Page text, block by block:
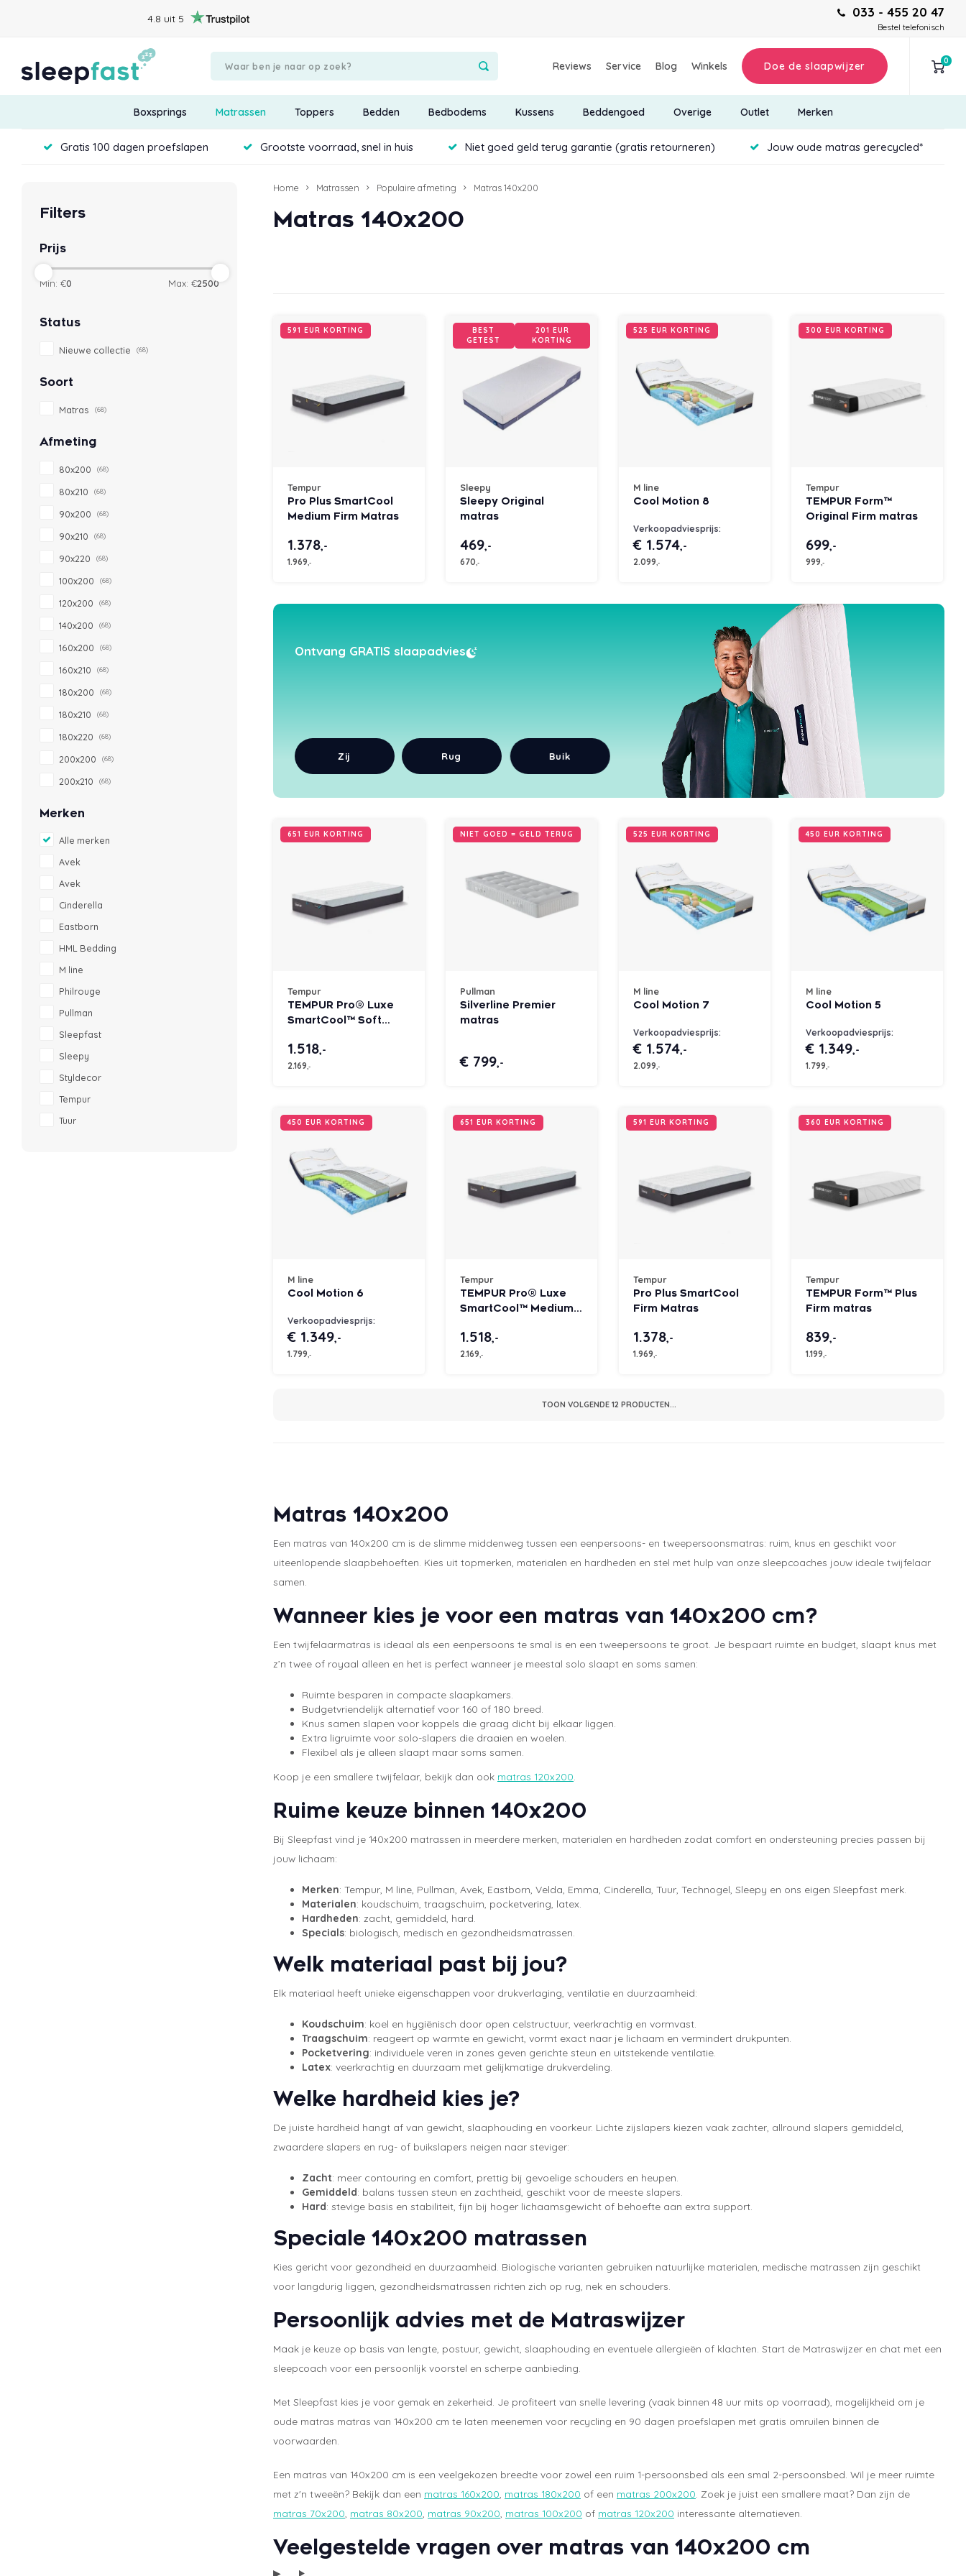
4.8 uit 5 033 - 455 20 47
Bestel telefonisch
Reviews Service Blog Winkels Doe de slaapwijzer 0
Boxsprings Matrassen Toppers Bedden Bedbodems Kussens Beddengoed Overige Outlet Merken
Gratis 100 dagen proefslapen Grootste voorraad, snel in huis Niet goed geld terug garantie (gratis retourneren) Jouw oude matras gerecycled*
Filters
Prijs
Min: €0 Max: €2500
Status
Nieuwe collectie (68)
Soort
Matras (68)
Afmeting
80x200 (68)
80x210 (68)
90x200 (68)
90x210 (68)
90x220 (68)
100x200 (68)
120x200 (68)
140x200 (68)
160x200 (68)
160x210 (68)
180x200 (68)
180x210 (68)
180x220 (68)
200x200 (68)
200x210 (68)
Merken
Alle merken
Avek
Avek
Cinderella
Eastborn
HML Bedding
M line
Philrouge
Pullman
Sleepfast
Sleepy
Styldecor
Tempur
Tuur
Home Matrassen Populaire afmeting Matras 140x200
Matras 140x200
591 EUR KORTING
Tempur
Pro Plus SmartCool
Medium Firm Matras
1.378,-
1.969,-
BEST
GETEST
201 EUR
KORTING
Sleepy
Sleepy Original
matras
469,-
670,-
525 EUR KORTING
M line
Cool Motion 8
Verkoopadviesprijs:
€ 1.574,-
2.099,-
300 EUR KORTING
Tempur
TEMPUR Form™
Original Firm matras
699,-
999,-
Ontvang GRATIS slaapadvies
Zij Rug Buik
651 EUR KORTING
Tempur
TEMPUR Pro® Luxe
SmartCool™ Soft
1.518,-
2.169,-
NIET GOED = GELD TERUG
Pullman
Silverline Premier
matras
€ 799,-
525 EUR KORTING
M line
Cool Motion 7
Verkoopadviesprijs:
€ 1.574,-
2.099,-
450 EUR KORTING
M line
Cool Motion 5
Verkoopadviesprijs:
€ 1.349,-
1.799,-
450 EUR KORTING
M line
Cool Motion 6
Verkoopadviesprijs:
€ 1.349,-
1.799,-
651 EUR KORTING
Tempur
TEMPUR Pro® Luxe
SmartCool™ Medium
1.518,-
2.169,-
591 EUR KORTING
Tempur
Pro Plus SmartCool
Firm Matras
1.378,-
1.969,-
360 EUR KORTING
Tempur
TEMPUR Form™ Plus
Firm matras
839,-
1.199,-
TOON VOLGENDE 12 PRODUCTEN...
Matras 140x200
Een matras van 140x200 cm is de slimme middenweg tussen een eenpersoons- en tweepersoonsmatras: ruim, knus en geschikt voor
uiteenlopende slaapbehoeften. Kies uit topmerken, materialen en hardheden en stel met hulp van onze sleepcoaches jouw ideale twijfelaar
samen.
Wanneer kies je voor een matras van 140x200 cm?
Een twijfelaarmatras is ideaal als een eenpersoons te smal is en een tweepersoons te groot. Je bespaart ruimte en budget, slaapt knus met
z’n twee of royaal alleen en het is perfect wanneer je meestal solo slaapt en soms samen:
Ruimte besparen in compacte slaapkamers.
Budgetvriendelijk alternatief voor 160 of 180 breed.
Knus samen slapen voor koppels die graag dicht bij elkaar liggen.
Extra ligruimte voor solo-slapers die draaien en woelen.
Flexibel als je alleen slaapt maar soms samen.
Koop je een smallere twijfelaar, bekijk dan ook matras 120x200.
Ruime keuze binnen 140x200
Bij Sleepfast vind je 140x200 matrassen in meerdere merken, materialen en hardheden zodat comfort en ondersteuning precies passen bij
jouw lichaam:
Merken: Tempur, M line, Pullman, Avek, Eastborn, Velda, Emma, Cinderella, Tuur, Technogel, Sleepy en ons eigen Sleepfast merk.
Materialen: koudschuim, traagschuim, pocketvering, latex.
Hardheden: zacht, gemiddeld, hard.
Specials: biologisch, medisch en gezondheidsmatrassen.
Welk materiaal past bij jou?
Elk materiaal heeft unieke eigenschappen voor drukverlaging, ventilatie en duurzaamheid:
Koudschuim: koel en hygiënisch door open celstructuur, veerkrachtig en vormvast.
Traagschuim: reageert op warmte en gewicht, vormt exact naar je lichaam en vermindert drukpunten.
Pocketvering: individuele veren in zones geven gerichte steun en uitstekende ventilatie.
Latex: veerkrachtig en duurzaam met gelijkmatige drukverdeling.
Welke hardheid kies je?
De juiste hardheid hangt af van gewicht, slaaphouding en voorkeur. Lichte zijslapers kiezen vaak zachter, allround slapers gemiddeld,
zwaardere slapers en rug- of buikslapers neigen naar steviger:
Zacht: meer contouring en comfort, prettig bij gevoelige schouders en heupen.
Gemiddeld: balans tussen steun en zachtheid, geschikt voor de meeste slapers.
Hard: stevige basis en stabiliteit, fijn bij hoger lichaamsgewicht of behoefte aan extra support.
Speciale 140x200 matrassen
Kies gericht voor gezondheid en duurzaamheid. Biologische varianten gebruiken natuurlijke materialen, medische matrassen zijn geschikt
voor langdurig liggen, gezondheidsmatrassen richten zich op rug, nek en schouders.
Persoonlijk advies met de Matraswijzer
Maak je keuze op basis van lengte, postuur, gewicht, slaaphouding en eventuele allergieën of klachten. Start de Matraswijzer en chat met een
sleepcoach voor een persoonlijk voorstel en scherpe aanbieding.
Met Sleepfast kies je voor gemak en zekerheid. Je profiteert van snelle levering (vaak binnen 48 uur mits op voorraad), mogelijkheid om je
oude matras matras van 140x200 cm te laten meenemen voor recycling en 90 dagen proefslapen met gratis omruilen binnen de
voorwaarden.
Een matras van 140x200 cm is een veelgekozen breedte voor zowel een ruim 1-persoonsbed als een smal 2-persoonsbed. Wil je meer ruimte
met z'n tweeën? Bekijk dan een matras 160x200, matras 180x200 of een matras 200x200. Zoek je juist een smallere maat? Dan zijn de
matras 70x200, matras 80x200, matras 90x200, matras 100x200 of matras 120x200 interessante alternatieven.
Veelgestelde vragen over matras van 140x200 cm